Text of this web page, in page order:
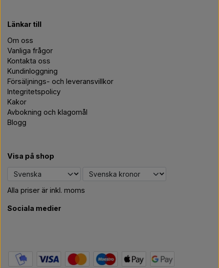
Länkar till
Om oss
Vanliga frågor
Kontakta oss
Kundinloggning
Försäljnings- och leveransvillkor
Integritetspolicy
Kakor
Avbokning och klagomål
Blogg
Visa på shop
Alla priser är inkl. moms
Sociala medier